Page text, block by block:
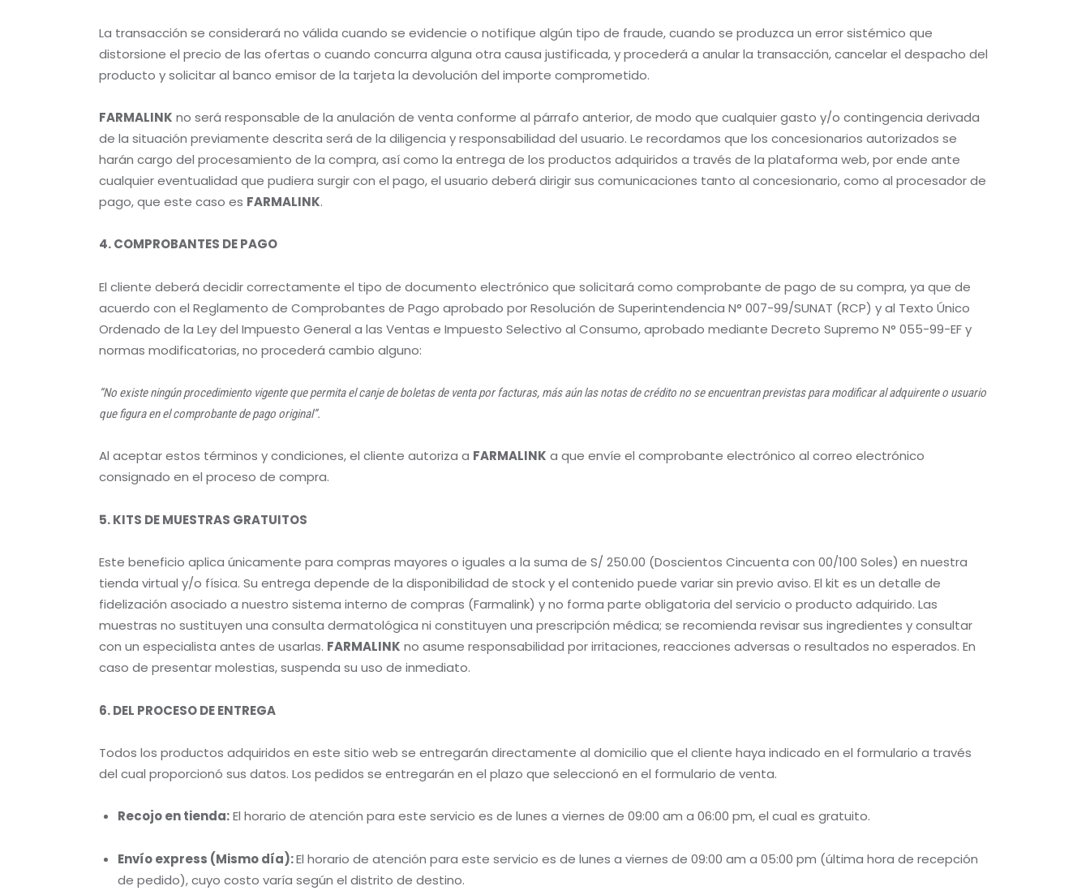
La transacción se considerará no válida cuando se evidencie o notifique algún tipo de fraude, cuando se produzca un error sistémico que
distorsione el precio de las ofertas o cuando concurra alguna otra causa justificada, y procederá a anular la transacción, cancelar el despacho del
producto y solicitar al banco emisor de la tarjeta la devolución del importe comprometido.
FARMALINK no será responsable de la anulación de venta conforme al párrafo anterior, de modo que cualquier gasto y/o contingencia derivada
de la situación previamente descrita será de la diligencia y responsabilidad del usuario. Le recordamos que los concesionarios autorizados se
harán cargo del procesamiento de la compra, así como la entrega de los productos adquiridos a través de la plataforma web, por ende ante
cualquier eventualidad que pudiera surgir con el pago, el usuario deberá dirigir sus comunicaciones tanto al concesionario, como al procesador de
pago, que este caso es FARMALINK.
4. COMPROBANTES DE PAGO
El cliente deberá decidir correctamente el tipo de documento electrónico que solicitará como comprobante de pago de su compra, ya que de
acuerdo con el Reglamento de Comprobantes de Pago aprobado por Resolución de Superintendencia N° 007-99/SUNAT (RCP) y al Texto Único
Ordenado de la Ley del Impuesto General a las Ventas e Impuesto Selectivo al Consumo, aprobado mediante Decreto Supremo N° 055-99-EF y
normas modificatorias, no procederá cambio alguno:
“No existe ningún procedimiento vigente que permita el canje de boletas de venta por facturas, más aún las notas de crédito no se encuentran previstas para modificar al adquirente o usuario
que figura en el comprobante de pago original”.
Al aceptar estos términos y condiciones, el cliente autoriza a FARMALINK a que envíe el comprobante electrónico al correo electrónico
consignado en el proceso de compra.
5. KITS DE MUESTRAS GRATUITOS
Este beneficio aplica únicamente para compras mayores o iguales a la suma de S/ 250.00 (Doscientos Cincuenta con 00/100 Soles) en nuestra
tienda virtual y/o física. Su entrega depende de la disponibilidad de stock y el contenido puede variar sin previo aviso. El kit es un detalle de
fidelización asociado a nuestro sistema interno de compras (Farmalink) y no forma parte obligatoria del servicio o producto adquirido. Las
muestras no sustituyen una consulta dermatológica ni constituyen una prescripción médica; se recomienda revisar sus ingredientes y consultar
con un especialista antes de usarlas. FARMALINK no asume responsabilidad por irritaciones, reacciones adversas o resultados no esperados. En
caso de presentar molestias, suspenda su uso de inmediato.
6. DEL PROCESO DE ENTREGA
Todos los productos adquiridos en este sitio web se entregarán directamente al domicilio que el cliente haya indicado en el formulario a través
del cual proporcionó sus datos. Los pedidos se entregarán en el plazo que seleccionó en el formulario de venta.
Recojo en tienda:El horario de atención para este servicio es de lunes a viernes de 09:00 am a 06:00 pm, el cual es gratuito.
Envío express (Mismo día):El horario de atención para este servicio es de lunes a viernes de 09:00 am a 05:00 pm (última hora de recepción
de pedido), cuyo costo varía según el distrito de destino.